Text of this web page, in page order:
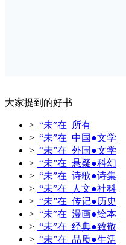
大家提到的好书
> “未”在 所有
> “未”在 中国●文学
> “未”在 外国●文学
> “未”在 悬疑●科幻
> “未”在 诗歌●诗集
> “未”在 人文●社科
> “未”在 传记●历史
> “未”在 漫画●绘本
> “未”在 经典●致敬
> “未”在 品质●生活